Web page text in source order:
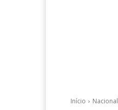
Início Nacional